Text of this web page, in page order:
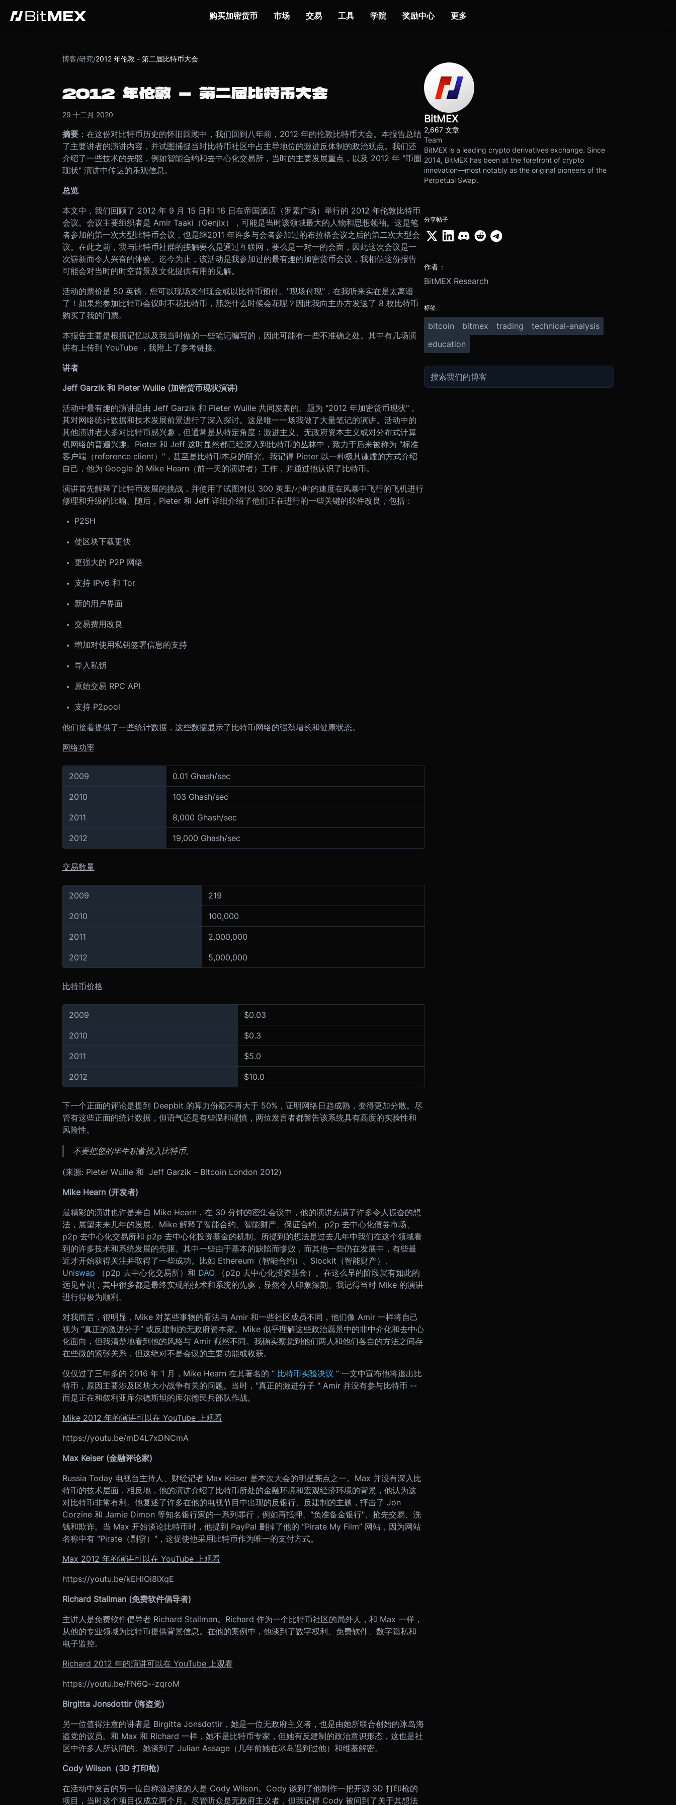
购买加密货币 市场 交易 工具 学院 奖励中心 更多
博客/研究/2012 年伦敦 - 第二届比特币大会
2012 年伦敦 - 第二届比特币大会
29 十二月 2020
摘要：在这份对比特币历史的怀旧回顾中，我们回到八年前，2012 年的伦敦比特币大会。本报告总结
了主要讲者的演讲内容，并试图捕捉当时比特币社区中占主导地位的激进反体制的政治观点。我们还
介绍了一些技术的先驱，例如智能合约和去中心化交易所，当时的主要发展重点，以及 2012 年 "币圈
现状" 演讲中传达的乐观信息。
总览
本文中，我们回顾了 2012 年 9 月 15 日和 16 日在帝国酒店（罗素广场）举行的 2012 年伦敦比特币
会议。会议主要组织者是 Amir Taaki（Genjix），可能是当时该领域最大的人物和思想领袖。这是笔
者参加的第一次大型比特币会议，也是继2011 年许多与会者参加过的布拉格会议之后的第二次大型会
议。在此之前，我与比特币社群的接触要么是通过互联网，要么是一对一的会面，因此这次会议是一
次崭新而令人兴奋的体验。迄今为止，该活动是我参加过的最有趣的加密货币会议，我相信这份报告
可能会对当时的时空背景及文化提供有用的见解。
活动的票价是 50 英镑，您可以现场支付现金或以比特币预付。"现场付现"，在我听来实在是太离谱
了！如果您参加比特币会议时不花比特币，那您什么时候会花呢？因此我向主办方发送了 8 枚比特币
购买了我的门票。
本报告主要是根据记忆以及我当时做的一些笔记编写的，因此可能有一些不准确之处。其中有几场演
讲有上传到 YouTube ，我附上了参考链接。
讲者
Jeff Garzik 和 Pieter Wuille (加密货币现状演讲)
活动中最有趣的演讲是由 Jeff Garzik 和 Pieter Wuille 共同发表的。题为 "2012 年加密货币现状"，
其对网络统计数据和技术发展前景进行了深入探讨。这是唯一一场我做了大量笔记的演讲。活动中的
其他演讲者大多对比特币感兴趣，但通常是从特定角度：激进主义、无政府资本主义或对分布式计算
机网络的普遍兴趣。Pieter 和 Jeff 这时显然都已经深入到比特币的丛林中，致力于后来被称为 "标准
客户端（reference client）"，甚至是比特币本身的研究。我记得 Pieter 以一种极其谦虚的方式介绍
自己，他为 Google 的 Mike Hearn（前一天的演讲者）工作，并通过他认识了比特币。
演讲首先解释了比特币发展的挑战，并使用了试图对以 300 英里/小时的速度在风暴中飞行的飞机进行
修理和升级的比喻。随后，Pieter 和 Jeff 详细介绍了他们正在进行的一些关键的软件改良，包括：
P2SH
使区块下载更快
更强大的 P2P 网络
支持 IPv6 和 Tor
新的用户界面
交易费用改良
增加对使用私钥签署信息的支持
导入私钥
原始交易 RPC API
支持 P2pool
他们接着提供了一些统计数据，这些数据显示了比特币网络的强劲增长和健康状态。
网络功率
2009 0.01 Ghash/sec
2010 103 Ghash/sec
2011 8,000 Ghash/sec
2012 19,000 Ghash/sec
交易数量
2009 219
2010 100,000
2011 2,000,000
2012 5,000,000
比特币价格
2009 $0.03
2010 $0.3
2011 $5.0
2012 $10.0
下一个正面的评论是提到 Deepbit 的算力份额不再大于 50%，证明网络日趋成熟，变得更加分散。尽
管有这些正面的统计数据，但语气还是有些温和谨慎，两位发言者都警告该系统具有高度的实验性和
风险性。
不要把您的毕生积蓄投入比特币。
(来源: Pieter Wuille 和 Jeff Garzik – Bitcoin London 2012)
Mike Hearn (开发者)
最精彩的演讲也许是来自 Mike Hearn，在 30 分钟的密集会议中，他的演讲充满了许多令人振奋的想
法，展望未来几年的发展。Mike 解释了智能合约、智能财产、保证合约、p2p 去中心化债券市场、
p2p 去中心化交易所和 p2p 去中心化投资基金的机制。所提到的想法是过去几年中我们在这个领域看
到的许多技术和系统发展的先驱。其中一些由于基本的缺陷而惨败，而其他一些仍在发展中，有些最
近才开始获得关注并取得了一些成功。比如 Ethereum（智能合约）、Slockit（智能财产）、
Uniswap
（p2p 去中心化交易所）和 DAO
（p2p 去中心化投资基金）。在这么早的阶段就有如此的
远见卓识，其中很多都是最终实现的技术和系统的先驱，显然令人印象深刻。我记得当时 Mike 的演讲
进行得极为顺利。
对我而言，很明显，Mike 对某些事物的看法与 Amir 和一些社区成员不同，他们像 Amir 一样将自己
视为 “真正的激进分子” 或反建制的无政府资本家。Mike 似乎理解这些政治愿景中的非中介化和去中心
化面向，但我清楚地看到他的风格与 Amir 截然不同。我确实察觉到他们两人和他们各自的方法之间存
在些微的紧张关系，但这绝对不是会议的主要功能或收获。
仅仅过了三年多的 2016 年 1 月，Mike Hearn 在其著名的 “ 比特币实验决议 ” 一文中宣布他将退出比
特币，原因主要涉及区块大小战争有关的问题。当时，"真正的激进分子 " Amir 并没有参与比特币 --
而是正在和叙利亚库尔德斯坦的库尔德民兵部队作战。
Mike 2012 年的演讲可以在 YouTube 上观看
https://youtu.be/mD4L7xDNCmA
Max Keiser (金融评论家)
Russia Today 电视台主持人、财经记者 Max Keiser 是本次大会的明星亮点之一。Max 并没有深入比
特币的技术层面，相反地，他的演讲介绍了比特币所处的金融环境和宏观经济环境的背景，他认为这
对比特币非常有利。他复述了许多在他的电视节目中出现的反银行、反建制的主题，抨击了 Jon
Corzine 和 Jamie Dimon 等知名银行家的一系列罪行，例如再抵押、"负准备金银行"、抢先交易、洗
钱和欺诈。当 Max 开始谈论比特币时，他提到 PayPal 删掉了他的 “Pirate My Film” 网站，因为网站
名称中有 "Pirate（剽窃）"，这促使他采用比特币作为唯一的支付方式。
Max 2012 年的演讲可以在 YouTube 上观看
https://youtu.be/kEHIOi8iXqE
Richard Stallman (免费软件倡导者)
主讲人是免费软件倡导者 Richard Stallman。Richard 作为一个比特币社区的局外人，和 Max 一样，
从他的专业领域为比特币提供背景信息。在他的案例中，他谈到了数字权利、免费软件、数字隐私和
电子监控。
Richard 2012 年的演讲可以在 YouTube 上观看
https://youtu.be/FN6Q--zqroM
Birgitta Jonsdottir (海盗党)
另一位值得注意的讲者是 Birgitta Jonsdottir，她是一位无政府主义者，也是由她所联合创始的冰岛海
盗党的议员。和 Max 和 Richard 一样，她不是比特币专家，但她有反建制的政治意识形态，这也是社
区中许多人所认同的。她谈到了 Julian Assage（几年前她在冰岛遇到过他）和维基解密。
Cody Wilson（3D 打印枪)
在活动中发言的另一位自称激进派的人是 Cody Wilson。Cody 谈到了他制作一把开源 3D 打印枪的
项目，当时这个项目仅成立两个月。尽管听众是无政府主义者，但我记得 Cody 被问到了关于其想法
BitMEX
2,667 文章
Team
BitMEX is a leading crypto derivatives exchange. Since
2014, BitMEX has been at the forefront of crypto
innovation—most notably as the original pioneers of the
Perpetual Swap.
分享帖子
作者：
BitMEX Research
标签
bitcoin bitmex trading
technical-analysis
education